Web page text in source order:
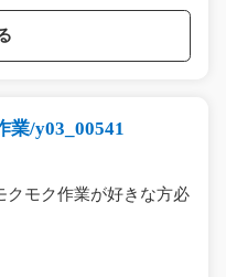
業/y03_00541
クモク作業が好きな方必